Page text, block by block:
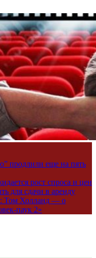
продлили еще на пять
рост спроса и цен
для сдачи в аренду
Том Холланд — о
паук 2»